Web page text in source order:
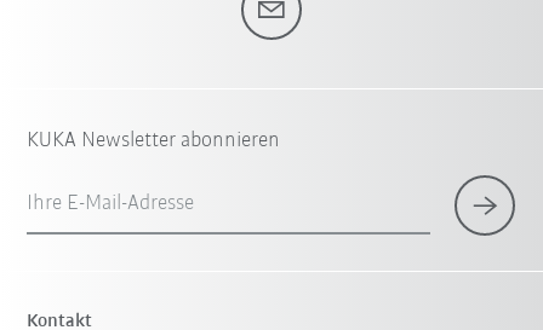
KUKA Newsletter abonnieren
Ihre E-Mail-Adresse
Kontakt